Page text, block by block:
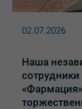
02.07.2026
Наша